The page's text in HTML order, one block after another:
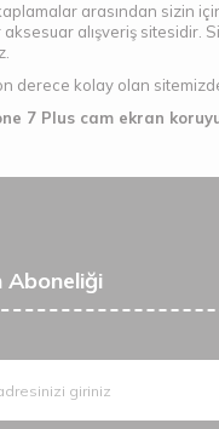
arasından sizin
aksesuar alışveriş
derece kolay olan
7 Plus cam ekran
Aboneliği